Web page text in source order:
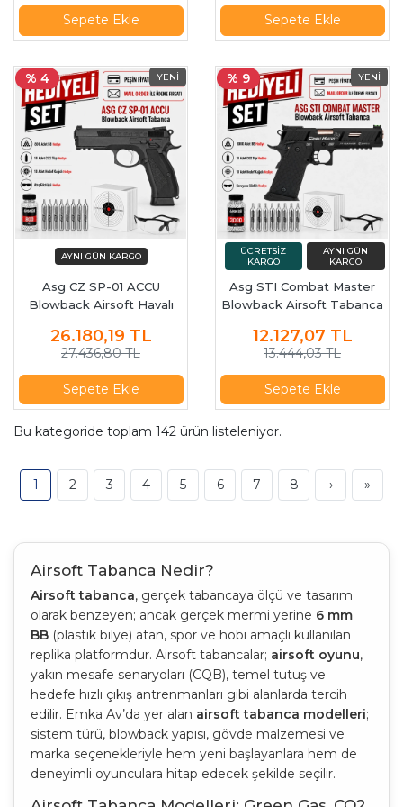
Sepete Ekle Sepete Ekle
% 4
Asg CZ SP-01 ACCU
Blowback Airsoft Havalı
26.180,19 TL
27.436,80 TL
Sepete Ekle
% 9
Asg STI Combat Master
Blowback Airsoft Tabanca
12.127,07 TL
13.444,03 TL
Sepete Ekle
Bu kategoride toplam 142 ürün listeleniyor.
1 2 3 4 5 6 7 8 › »
Airsoft Tabanca Nedir?
Airsoft tabanca, gerçek tabancaya ölçü ve tasarım
olarak benzeyen; ancak gerçek mermi yerine 6 mm
BB (plastik bilye) atan, spor ve hobi amaçlı kullanılan
replika platformdur. Airsoft tabancalar; airsoft oyunu,
yakın mesafe senaryoları (CQB), temel tutuş ve
hedefe hızlı çıkış antrenmanları gibi alanlarda tercih
edilir. Emka Av’da yer alan airsoft tabanca modelleri;
sistem türü, blowback yapısı, gövde malzemesi ve
marka seçenekleriyle hem yeni başlayanlara hem de
deneyimli oyunculara hitap edecek şekilde seçilir.